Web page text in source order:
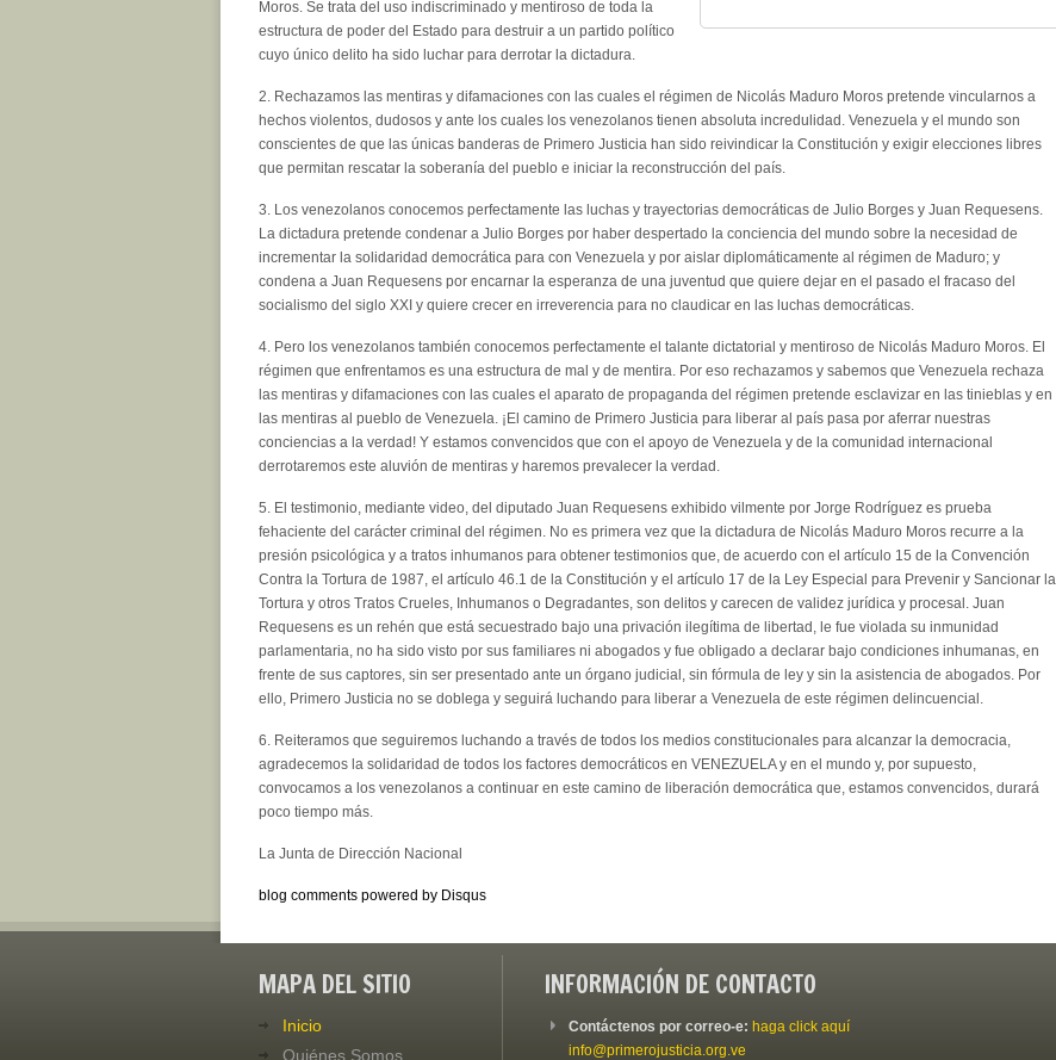
Moros. Se trata del uso indiscriminado y mentiroso de toda la
estructura de poder del Estado para destruir a un partido político
cuyo único delito ha sido luchar para derrotar la dictadura.
2. Rechazamos las mentiras y difamaciones con las cuales el régimen de Nicolás Maduro Moros pretende vincularnos a
hechos violentos, dudosos y ante los cuales los venezolanos tienen absoluta incredulidad. Venezuela y el mundo son
conscientes de que las únicas banderas de Primero Justicia han sido reivindicar la Constitución y exigir elecciones libres
que permitan rescatar la soberanía del pueblo e iniciar la reconstrucción del país.
3. Los venezolanos conocemos perfectamente las luchas y trayectorias democráticas de Julio Borges y Juan Requesens.
La dictadura pretende condenar a Julio Borges por haber despertado la conciencia del mundo sobre la necesidad de
incrementar la solidaridad democrática para con Venezuela y por aislar diplomáticamente al régimen de Maduro; y
condena a Juan Requesens por encarnar la esperanza de una juventud que quiere dejar en el pasado el fracaso del
socialismo del siglo XXI y quiere crecer en irreverencia para no claudicar en las luchas democráticas.
4. Pero los venezolanos también conocemos perfectamente el talante dictatorial y mentiroso de Nicolás Maduro Moros. El
régimen que enfrentamos es una estructura de mal y de mentira. Por eso rechazamos y sabemos que Venezuela rechaza
las mentiras y difamaciones con las cuales el aparato de propaganda del régimen pretende esclavizar en las tinieblas y en
las mentiras al pueblo de Venezuela. ¡El camino de Primero Justicia para liberar al país pasa por aferrar nuestras
conciencias a la verdad! Y estamos convencidos que con el apoyo de Venezuela y de la comunidad internacional
derrotaremos este aluvión de mentiras y haremos prevalecer la verdad.
5. El testimonio, mediante video, del diputado Juan Requesens exhibido vilmente por Jorge Rodríguez es prueba
fehaciente del carácter criminal del régimen. No es primera vez que la dictadura de Nicolás Maduro Moros recurre a la
presión psicológica y a tratos inhumanos para obtener testimonios que, de acuerdo con el artículo 15 de la Convención
Contra la Tortura de 1987, el artículo 46.1 de la Constitución y el artículo 17 de la Ley Especial para Prevenir y Sancionar la
Tortura y otros Tratos Crueles, Inhumanos o Degradantes, son delitos y carecen de validez jurídica y procesal. Juan
Requesens es un rehén que está secuestrado bajo una privación ilegítima de libertad, le fue violada su inmunidad
parlamentaria, no ha sido visto por sus familiares ni abogados y fue obligado a declarar bajo condiciones inhumanas, en
frente de sus captores, sin ser presentado ante un órgano judicial, sin fórmula de ley y sin la asistencia de abogados. Por
ello, Primero Justicia no se doblega y seguirá luchando para liberar a Venezuela de este régimen delincuencial.
6. Reiteramos que seguiremos luchando a través de todos los medios constitucionales para alcanzar la democracia,
agradecemos la solidaridad de todos los factores democráticos en VENEZUELA y en el mundo y, por supuesto,
convocamos a los venezolanos a continuar en este camino de liberación democrática que, estamos convencidos, durará
poco tiempo más.
La Junta de Dirección Nacional
blog comments powered by Disqus
MAPA DEL SITIO
Inicio
Quiénes Somos
INFORMACIÓN DE CONTACTO
Contáctenos por correo-e: haga click aquí
info@primerojusticia.org.ve